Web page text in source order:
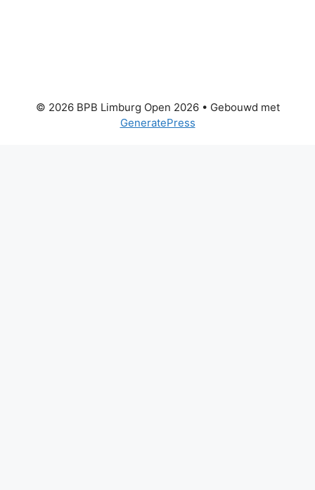
© 2026 BPB Limburg Open 2026• Gebouwd met
GeneratePress